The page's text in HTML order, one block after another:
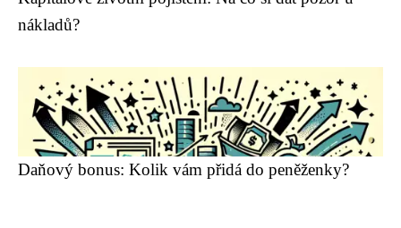
nákladů?
Daňový bonus: Kolik vám přidá do peněženky?